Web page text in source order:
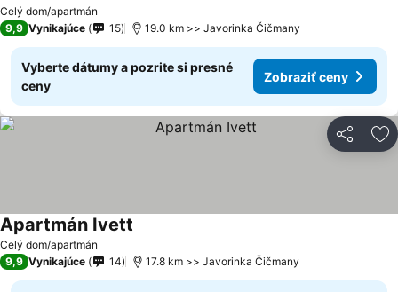
Celý dom/apartmán
9,9 Vynikajúce 15 19.0 km >> Javorinka Čičmany
Vyberte dátumy a pozrite si presné
ceny
Zobraziť ceny
Zdieľať
Celý dom/apartmán
Apartmán Ivett
9,9 Vynikajúce 14 17.8 km >> Javorinka Čičmany